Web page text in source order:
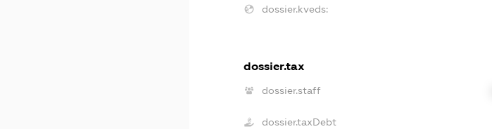
dossier.kveds:
dossier.tax
dossier.staff
dossier.taxDebt